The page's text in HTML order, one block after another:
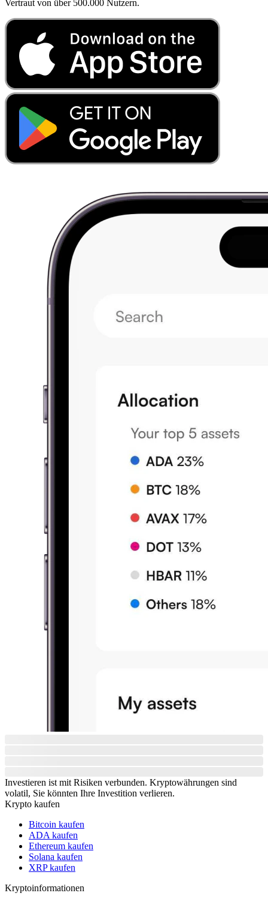
Vertraut von über 500.000 Nutzern.
Investieren ist mit Risiken verbunden. Kryptowährungen sind
volatil, Sie könnten Ihre Investition verlieren.
Krypto kaufen
Bitcoin kaufen
ADA kaufen
Ethereum kaufen
Solana kaufen
XRP kaufen
Kryptoinformationen